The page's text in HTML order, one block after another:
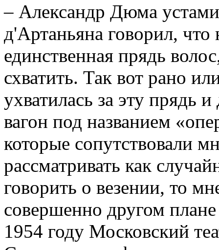
– Александр Дюма
д'Артаньяна говорил, что
единственная прядь
схватить. Так вот рано
ухватилась за эту прядь
вагон под названием
которые сопутствовали
рассматривать как
говорить о везении, то
совершенно другом
1954 году Московский